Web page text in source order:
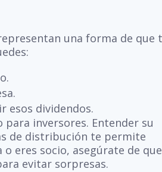
una forma de que
esos dividendos.
inversores. Entender su
de distribución te permite
eres socio, asegúrate de que
evitar sorpresas.